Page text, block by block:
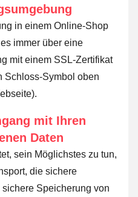
in einem Online-Shop
immer über eine
mit einem SSL-Zertifikat
Schloss-Symbol oben
mit Ihren
Daten
sein Möglichstes zu tun,
die sichere
Speicherung von